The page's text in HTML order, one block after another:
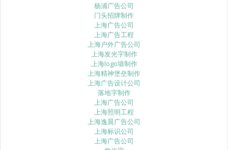
杨浦广告公司
门头招牌制作
上海广告公司
上海广告工程
上海户外广告公司
上海发光字制作
上海logo墙制作
上海精神堡垒制作
上海广告设计公司
落地字制作
上海广告公司
上海照明工程
上海逸晨广告公司
上海标识公司
上海广告公司